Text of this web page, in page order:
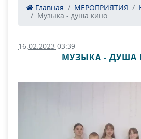
Главная МЕРОПРИЯТИЯ
Музыка - душа кино
16.02.2023 03:39
МУЗЫКА - ДУША